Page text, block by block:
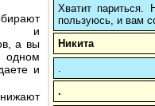
и
а вы
одном
и
Хватит париться.
пользуюсь, и вам
Никита
.
.